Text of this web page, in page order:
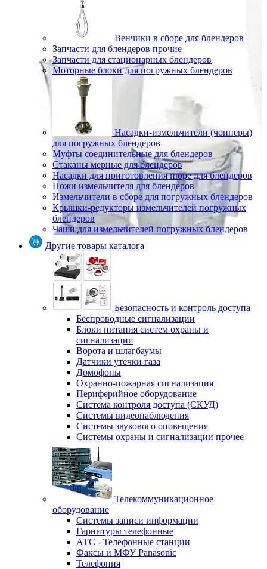
Венчики в сборе для блендеров
Запчасти для блендеров прочие
Запчасти для стационарных блендеров
Моторные блоки для погружных блендеров
Насадки-измельчители (чопперы)
для погружных блендеров
Муфты соединительные для блендеров
Стаканы мерные для блендеров
Насадки для приготовления пюре для блендеров
Ножи измельчителя для блендеров
Измельчители в сборе для погружных блендеров
Крышки-редукторы измельчителей погружных
блендеров
Чаши для измельчителей погружных блендеров
Другие товары каталога
Безопасность и контроль доступа
Беспроводные сигнализации
Блоки питания систем охраны и
сигнализации
Ворота и шлагбаумы
Датчики утечки газа
Домофоны
Охранно-пожарная сигнализация
Периферийное оборудование
Система контроля доступа (СКУД)
Системы видеонаблюдения
Системы звукового оповещения
Системы охраны и сигнализации прочее
Телекоммуникационное
оборудование
Системы записи информации
Гарнитуры телефонные
АТС - Телефонные станции
Факсы и МФУ Panasonic
Телефония